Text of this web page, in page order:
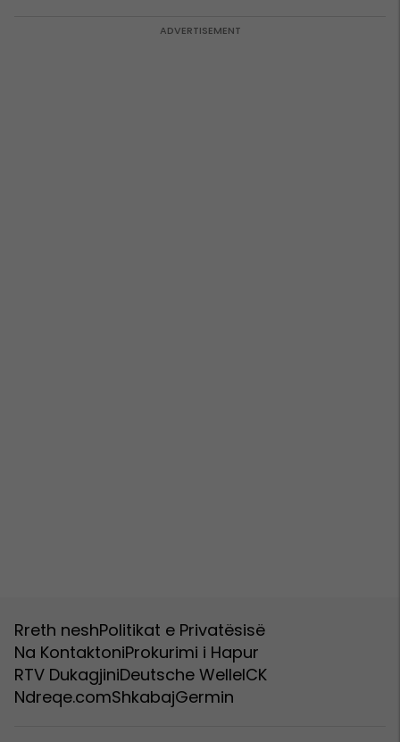
Rreth neshPolitikat e Privatësisë
Na KontaktoniProkurimi i Hapur
RTV DukagjiniDeutsche WelleICK
Ndreqe.comShkabajGermin